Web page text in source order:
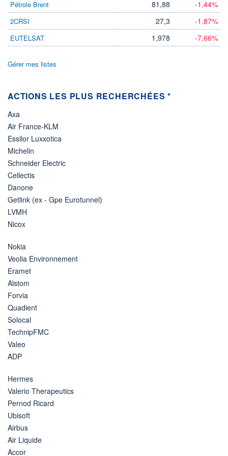
Boursobank
Pétrole Brent 81,88 -1,44%
2CRSI 27,3 -1,87%
EUTELSAT 1,978 -7,66%
Gérer mes listes
ACTIONS LES PLUS RECHERCHÉES *
Axa
Air France-KLM
Essilor Luxxotica
Michelin
Schneider Electric
Cellectis
Danone
Getlink (ex - Gpe Eurotunnel)
LVMH
Nicox
Nokia
Veolia Environnement
Eramet
Alstom
Forvia
Quadient
Solocal
TechnipFMC
Valeo
ADP
Hermes
Valerio Therapeutics
Pernod Ricard
Ubisoft
Airbus
Air Liquide
Accor